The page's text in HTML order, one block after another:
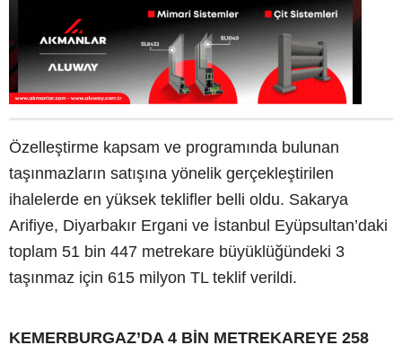
Özelleştirme kapsam ve programında bulunan
taşınmazların satışına yönelik gerçekleştirilen
ihalelerde en yüksek teklifler belli oldu. Sakarya
Arifiye, Diyarbakır Ergani ve İstanbul Eyüpsultan’daki
toplam 51 bin 447 metrekare büyüklüğündeki 3
taşınmaz için 615 milyon TL teklif verildi.
KEMERBURGAZ’DA 4 BİN METREKAREYE 258